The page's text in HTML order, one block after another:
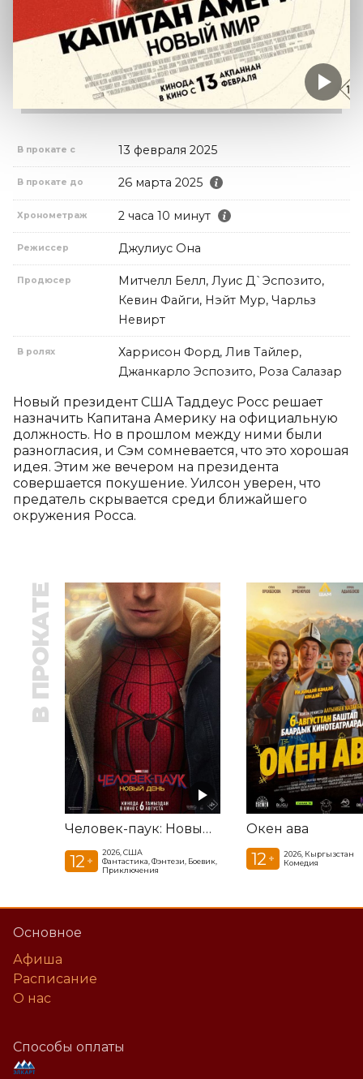
В прокате с 13 февраля 2025
В прокате до 26 марта 2025
Хронометраж 2 часа 10 минут
Режиссер Джулиус Она
Продюсер
Митчелл Белл, Луис Д`Эспозито,
Кевин Файги, Нэйт Мур, Чарльз
Невирт
В ролях
Харрисон Форд, Лив Тайлер,
Джанкарло Эспозито, Роза Салазар
Новый президент США Таддеус Росс решает
назначить Капитана Америку на официальную
должность. Но в прошлом между ними были
разногласия, и Сэм сомневается, что это хорошая
идея. Этим же вечером на президента
совершается покушение. Уилсон уверен, что
предатель скрывается среди ближайшего
окружения Росса.
В ПРОКАТЕ
Человек-паук: Новый день
12 +
2026, США
Фантастика, Фэнтези, Боевик,
Приключения
Окен ава
12 +
2026, Кыргызстан
Комедия
Основное
Афиша
Расписание
О нас
Способы оплаты